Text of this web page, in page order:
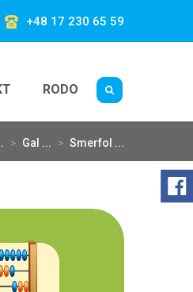
+48 17 230 65 59
RODO
> Gal ... > Smerfol ...